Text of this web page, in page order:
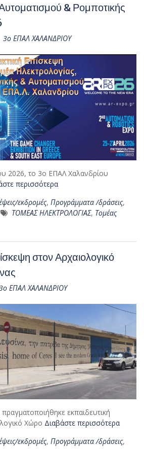
& Ρομποτικής
3ο ΕΠΑΛ ΧΑΛΑΝΔΡΙΟΥ
2026, το 3ο ΕΠΑΛ Χαλανδρίου
περισσότερα
εκδρομές, Προγράμματα /δράσεις,
ΤΟΜΕΑΣ ΗΛΕΚΤΡΟΛΟΓΙΑΣ, Τομέας
στον Αρχαιολογικό
ΕΠΑΛ ΧΑΛΑΝΔΡΙΟΥ
εκπαιδευτική
Χώρο Διαβάστε περισσότερα
εκδρομές, Προγράμματα /δράσεις,